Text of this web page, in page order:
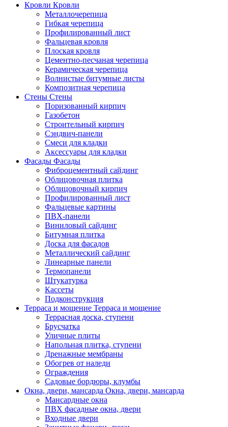
Кровли Кровли
Металлочерепица
Гибкая черепица
Профилированный лист
Фальцевая кровля
Плоская кровля
Цементно-песчаная черепица
Керамическая черепица
Волнистые битумные листы
Композитная черепица
Стены Стены
Поризованный кирпич
Газобетон
Строительный кирпич
Сэндвич-панели
Смеси для кладки
Аксессуары для кладки
Фасады Фасады
Фиброцементный сайдинг
Облицовочная плитка
Облицовочный кирпич
Профилированный лист
Фальцевые картины
ПВХ-панели
Виниловый сайдинг
Битумная плитка
Доска для фасадов
Металлический сайдинг
Линеарные панели
Термопанели
Штукатурка
Кассеты
Подконструкция
Терраса и мощение Терраса и мощение
Террасная доска, ступени
Брусчатка
Уличные плиты
Напольная плитка, ступени
Дренажные мембраны
Обогрев от наледи
Ограждения
Садовые бордюры, клумбы
Окна, двери, мансарда Окна, двери, мансарда
Мансардные окна
ПВХ фасадные окна, двери
Входные двери